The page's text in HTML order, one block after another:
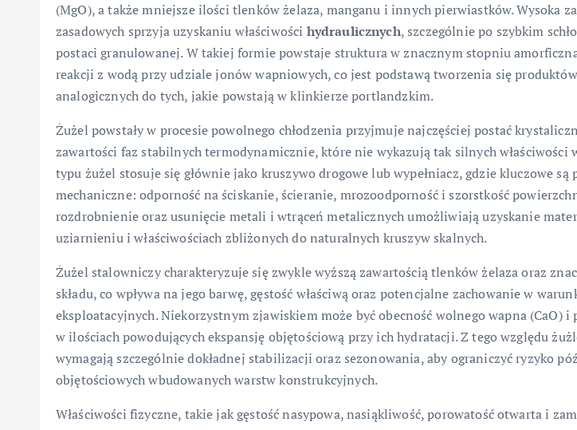
(MgO), a także mniejsze ilości tlenków żelaza, manganu i innych pierwiastków. Wysoka
zasadowych sprzyja uzyskaniu właściwości hydraulicznych, szczególnie po szybkim
postaci granulowanej. W takiej formie powstaje struktura w znacznym stopniu
reakcji z wodą przy udziale jonów wapniowych, co jest podstawą tworzenia się
analogicznych do tych, jakie powstają w klinkierze portlandzkim.
Żużel powstały w procesie powolnego chłodzenia przyjmuje najczęściej postać
zawartości faz stabilnych termodynamicznie, które nie wykazują tak silnych właściwości
typu żużel stosuje się głównie jako kruszywo drogowe lub wypełniacz, gdzie kluczowe są
mechaniczne: odporność na ściskanie, ścieranie, mrozoodporność i szorstkość
rozdrobnienie oraz usunięcie metali i wtrąceń metalicznych umożliwiają uzyskanie
uziarnieniu i właściwościach zbliżonych do naturalnych kruszyw skalnych.
Żużel stalowniczy charakteryzuje się zwykle wyższą zawartością tlenków żelaza oraz
składu, co wpływa na jego barwę, gęstość właściwą oraz potencjalne zachowanie w
eksploatacyjnych. Niekorzystnym zjawiskiem może być obecność wolnego wapna (CaO) i
w ilościach powodujących ekspansję objętościową przy ich hydratacji. Z tego względu
wymagają szczególnie dokładnej stabilizacji oraz sezonowania, aby ograniczyć ryzyko
objętościowych wbudowanych warstw konstrukcyjnych.
Właściwości fizyczne, takie jak gęstość nasypowa, nasiąkliwość, porowatość otwarta i